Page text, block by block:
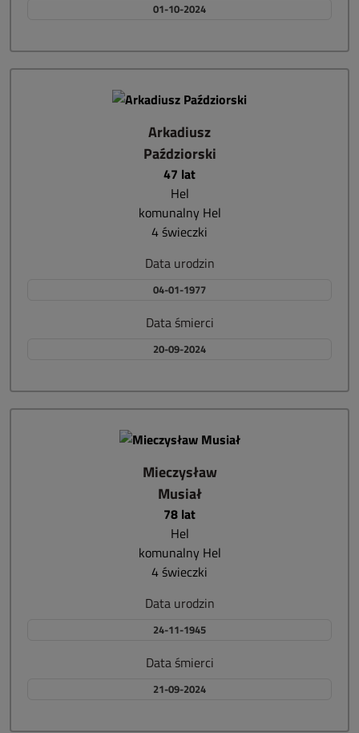
01-10-2024
Arkadiusz
Paździorski
47 lat
Hel
komunalny Hel
4 świeczki
Data urodzin
04-01-1977
Data śmierci
20-09-2024
Mieczysław
Musiał
78 lat
Hel
komunalny Hel
4 świeczki
Data urodzin
24-11-1945
Data śmierci
21-09-2024